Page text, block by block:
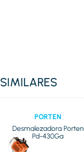
SIMILARES
PORTEN
Desmalezadora Porten
Pd-430Ga